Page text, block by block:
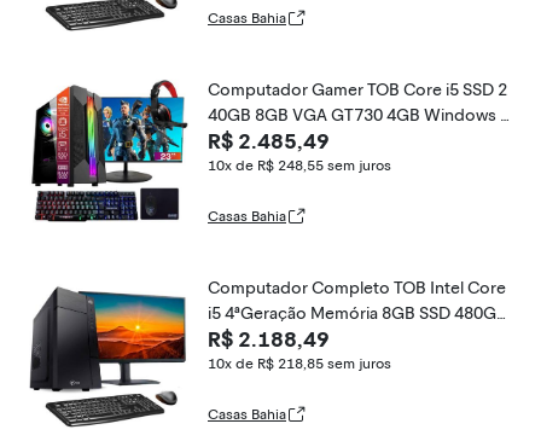
Casas Bahia
Computador Gamer TOB Core i5 SSD 2
40GB 8GB VGA GT730 4GB Windows 1
0 Pro Trial + Teclado/Mouse + Mouse Pa
d + Headset + Monitor 23
R$ 2.485,49
10x de R$ 248,55 sem juros
Casas Bahia
Computador Completo TOB Intel Core
i5 4ªGeração Memória 8GB SSD 480GB
Teclado Mouse Win10 Trial, Monitor 21
&quot; Desktop PC CPU
R$ 2.188,49
10x de R$ 218,85 sem juros
Casas Bahia